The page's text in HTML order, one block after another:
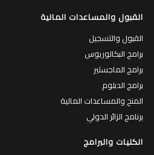
القبول والمساعدات المالية
القبول والتسجيل
برامج البكالوريوس
برامج الماجستير
برامج الدبلوم
المنح والمساعدات المالية
برنامج الزائر الدولي
الكليات والبرامج